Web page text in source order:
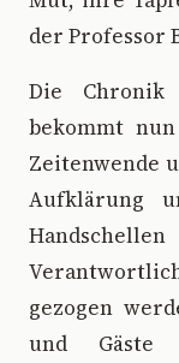
der Professor
Die Chronik
bekommt
Zeitenwende
Aufklärung
gezogen
und Gäste